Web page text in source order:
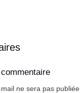
ne sera pas publiée.